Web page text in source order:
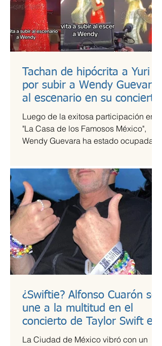
Tachan de hipócrita a Yuri
por subir a Wendy Guevara
al escenario en su concierto
Luego de la exitosa participación en
"La Casa de los Famosos México",
Wendy Guevara ha estado ocupada
¿Swiftie? Alfonso Cuarón se
une a la multitud en el
concierto de Taylor Swift en
CDMX
La Ciudad de México vibró con un